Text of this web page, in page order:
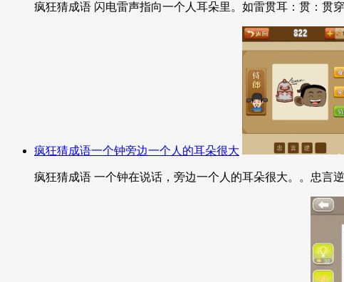
疯狂猜成语 闪电雷声指向一个人耳朵里。如雷贯耳：贯：贯
疯狂猜成语一个钟旁边一个人的耳朵很大
疯狂猜成语 一个钟在说话，旁边一个人的耳朵很大。。忠言